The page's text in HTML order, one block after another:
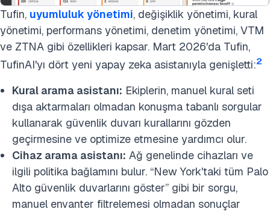
Tufin, uyumluluk yönetimi, değişiklik yönetimi, kural
yönetimi, performans yönetimi, denetim yönetimi, VTM
ve ZTNA gibi özellikleri kapsar. Mart 2026'da Tufin,
TufinAI'yı dört yeni yapay zeka asistanıyla genişletti:2
Kural arama asistanı: Ekiplerin, manuel kural seti
dışa aktarmaları olmadan konuşma tabanlı sorgular
kullanarak güvenlik duvarı kurallarını gözden
geçirmesine ve optimize etmesine yardımcı olur.
Cihaz arama asistanı: Ağ genelinde cihazları ve
ilgili politika bağlamını bulur. “New York'taki tüm Palo
Alto güvenlik duvarlarını göster” gibi bir sorgu,
manuel envanter filtrelemesi olmadan sonuçlar